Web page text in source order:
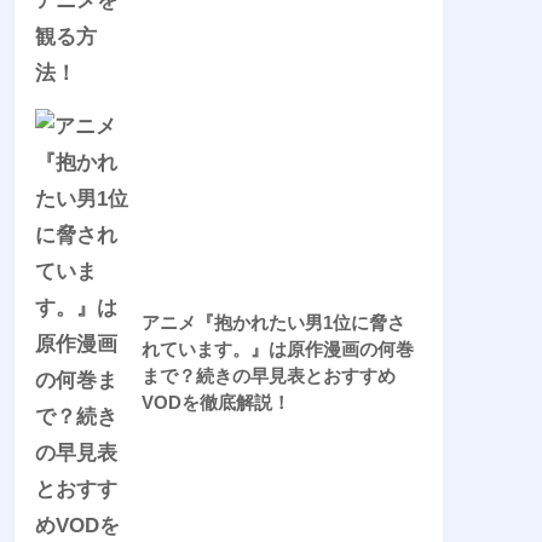
アニメ『抱かれたい男1位に脅さ
れています。』は原作漫画の何巻
まで？続きの早見表とおすすめ
VODを徹底解説！